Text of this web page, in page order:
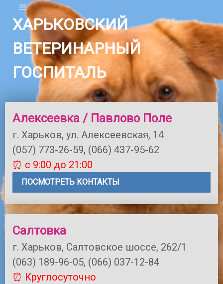
ХАРЬКОВСКИЙ
ВЕТЕРИНАРНЫЙ
ГОСПИТАЛЬ
Алексеевка / Павлово Поле
г. Харьков, ул. Алексеевская, 14
(057) 773-26-59, (066) 437-95-62
⏰ с 9:00 до 21:00
ПОСМОТРЕТЬ КОНТАКТЫ
Салтовка
г. Харьков, Салтовское шоссе, 262/1
(063) 189-96-05, (066) 037-12-84
⏰ Круглосуточно